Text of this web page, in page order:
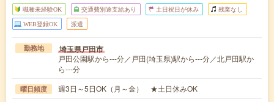
職種未経験OK 交通費別途支給あり 土日祝日が休み 残業なし
WEB登録OK 派遣
勤務地 埼玉県戸田市
戸田公園駅から---分／戸田(埼玉県)駅から---分／北戸田駅か
ら---分
曜日頻度 週3日～5日OK（月～金） ★土日休みOK